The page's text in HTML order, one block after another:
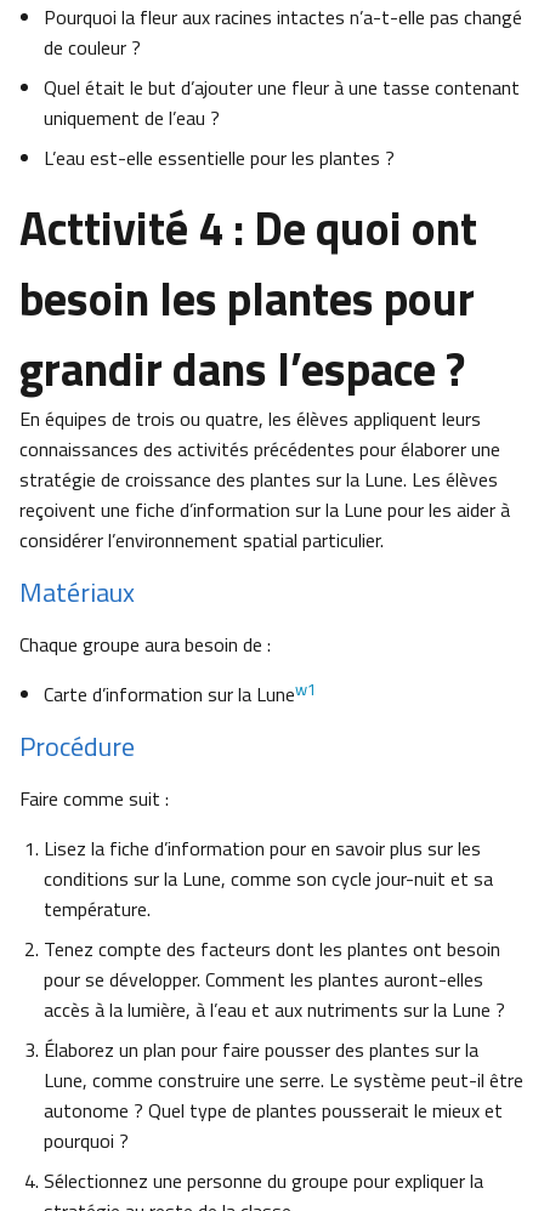
Pourquoi la fleur aux racines intactes n’a-t-elle pas changé
de couleur ?
Quel était le but d’ajouter une fleur à une tasse contenant
uniquement de l’eau ?
L’eau est-elle essentielle pour les plantes ?
Acttivité 4 : De quoi ont
besoin les plantes pour
grandir dans l’espace ?
En équipes de trois ou quatre, les élèves appliquent leurs
connaissances des activités précédentes pour élaborer une
stratégie de croissance des plantes sur la Lune. Les élèves
reçoivent une fiche d’information sur la Lune pour les aider à
considérer l’environnement spatial particulier.
Matériaux
Chaque groupe aura besoin de :
Carte d’information sur la Lunew1
Procédure
Faire comme suit :
Lisez la fiche d’information pour en savoir plus sur les
conditions sur la Lune, comme son cycle jour-nuit et sa
température.
Tenez compte des facteurs dont les plantes ont besoin
pour se développer. Comment les plantes auront-elles
accès à la lumière, à l’eau et aux nutriments sur la Lune ?
Élaborez un plan pour faire pousser des plantes sur la
Lune, comme construire une serre. Le système peut-il être
autonome ? Quel type de plantes pousserait le mieux et
pourquoi ?
Sélectionnez une personne du groupe pour expliquer la